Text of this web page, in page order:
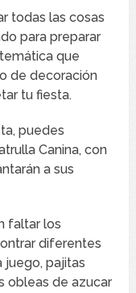
todas las cosas
para preparar
que
de decoración
tu fiesta.
puedes
Canina, con
a sus
faltar los
diferentes
juego, pajitas
obleas de azucar